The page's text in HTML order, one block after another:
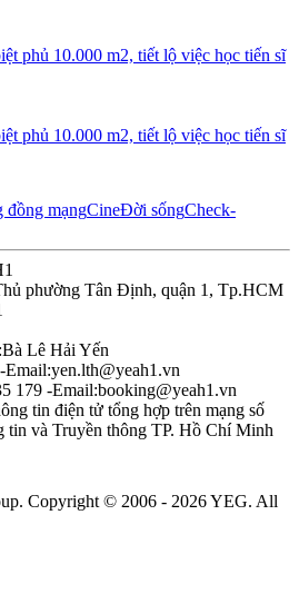
phủ 10.000 m2, tiết lộ việc học tiến sĩ
phủ 10.000 m2, tiết lộ việc học tiến sĩ
đồng mạngCineĐời sốngCheck-
phường Tân Định, quận 1, Tp.HCM
Bà Lê Hải Yến
Email:yen.lth@yeah1.vn
179 -Email:booking@yeah1.vn
tin điện tử tổng hợp trên mạng số
và Truyền thông TP. Hồ Chí Minh
Copyright © 2006 - 2026 YEG. All